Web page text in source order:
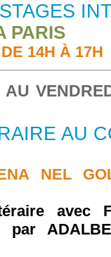
PARIS
14H À 17H
AU
NEL
avec